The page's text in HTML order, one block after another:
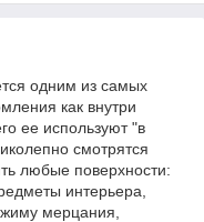
одним из самых
как внутри
ее используют "в
смотрятся
любые поверхности:
интерьера,
мерцания,